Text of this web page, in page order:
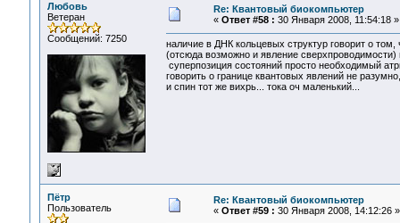
Любовь
Ветеран
Сообщений: 7250
Re: Квантовый биокомпьютер
« Ответ #58 : 30 Января 2008, 11:54:18 »
наличие в ДНК кольцевых структур говорит о
(отсюда возможно и явление сверхпроводимости)
суперпозиция состояний просто необходимый
говорить о границе квантовых явлений не
и спин тот же вихрь... тока оч маленький...
Пётр
Пользователь
Re: Квантовый биокомпьютер
« Ответ #59 : 30 Января 2008, 14:12:26 »